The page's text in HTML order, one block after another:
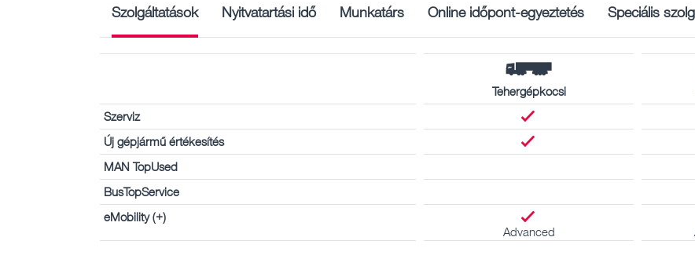
Szolgáltatások Nyitvatartási idő Munkatárs Online időpont-egyeztetés Speciális
Tehergépkocsi
Szerviz
Új gépjármű értékesítés
MAN TopUsed
BusTopService
eMobility (+)
Advanced